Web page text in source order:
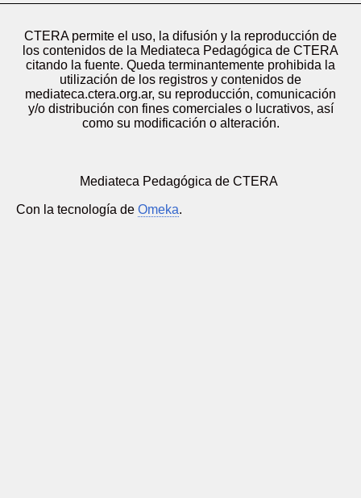
CTERA permite el uso, la difusión y la reproducción de
los contenidos de la Mediateca Pedagógica de CTERA
citando la fuente. Queda terminantemente prohibida la
utilización de los registros y contenidos de
mediateca.ctera.org.ar, su reproducción, comunicación
y/o distribución con fines comerciales o lucrativos, así
como su modificación o alteración.
Mediateca Pedagógica de CTERA
Con la tecnología de Omeka.